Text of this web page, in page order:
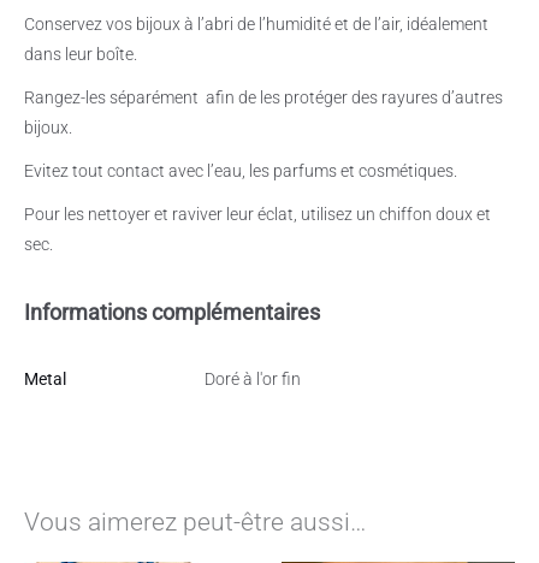
Conservez vos bijoux à l’abri de l’humidité et de l’air, idéalement
dans leur boîte.
Rangez-les séparément afin de les protéger des rayures d’autres
bijoux.
Evitez tout contact avec l’eau, les parfums et cosmétiques.
Pour les nettoyer et raviver leur éclat, utilisez un chiffon doux et
sec.
Informations complémentaires
Metal Doré à l'or fin
Vous aimerez peut-être aussi…